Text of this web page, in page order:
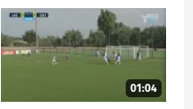
01:04